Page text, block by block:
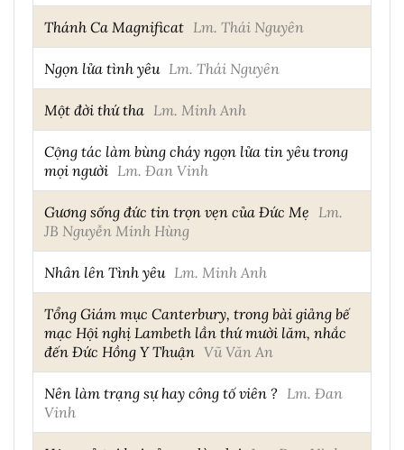
Thánh Ca Magnificat Lm. Thái Nguyên
Ngọn lửa tình yêu Lm. Thái Nguyên
Một đời thứ tha Lm. Minh Anh
Cộng tác làm bùng cháy ngọn lửa tin yêu trong
mọi người Lm. Đan Vinh
Gương sống đức tin trọn vẹn của Đức Mẹ Lm.
JB Nguyễn Minh Hùng
Nhân lên Tình yêu Lm. Minh Anh
Tổng Giám mục Canterbury, trong bài giảng bế
mạc Hội nghị Lambeth lần thứ mười lăm, nhắc
đến Đức Hồng Y Thuận Vũ Văn An
Nên làm trạng sự hay công tố viên ? Lm. Đan
Vinh